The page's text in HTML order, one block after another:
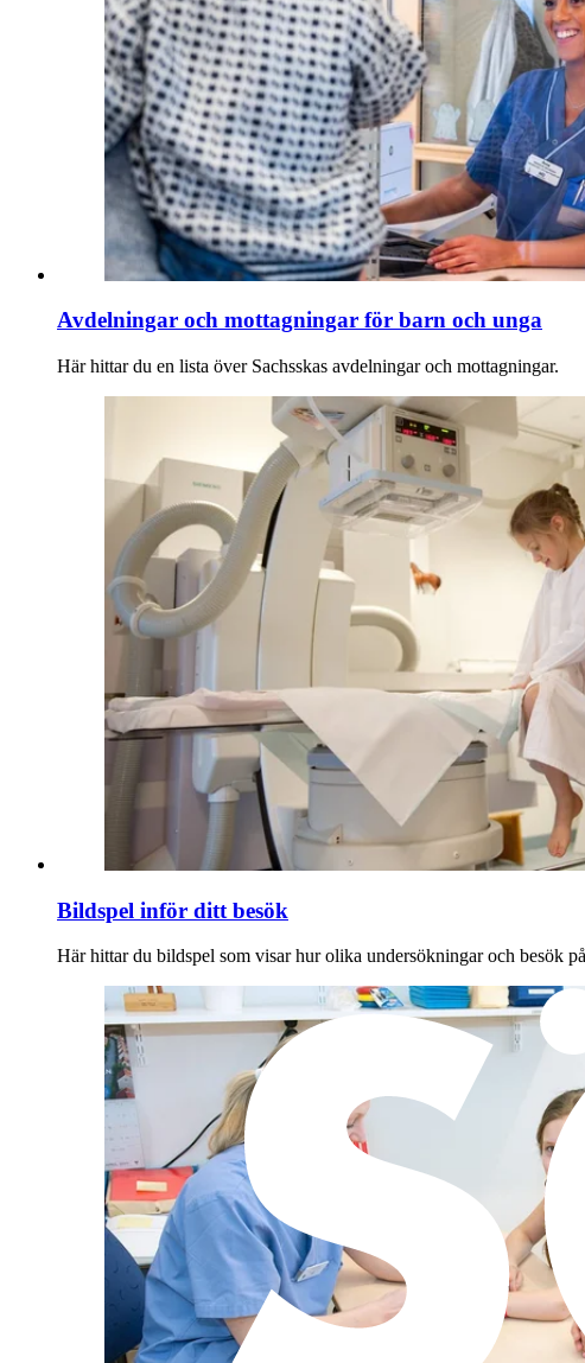
Avdelningar och mottagningar för barn och unga
Här hittar du en lista över Sachsskas avdelningar och mottagningar.
Bildspel inför ditt besök
Här hittar du bildspel som visar hur olika undersökningar och besök